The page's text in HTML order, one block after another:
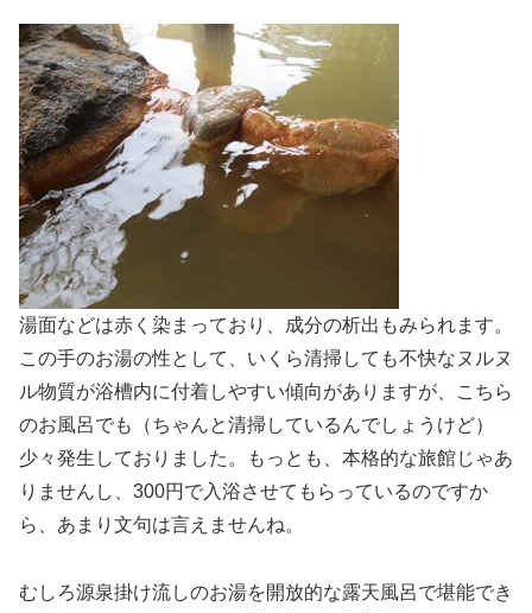
湯面などは赤く染まっており、成分の析出もみられます。
この手のお湯の性として、いくら清掃しても不快なヌルヌ
ル物質が浴槽内に付着しやすい傾向がありますが、こちら
のお風呂でも（ちゃんと清掃しているんでしょうけど）
少々発生しておりました。もっとも、本格的な旅館じゃあ
りませんし、300円で入浴させてもらっているのですか
ら、あまり文句は言えませんね。
むしろ源泉掛け流しのお湯を開放的な露天風呂で堪能でき